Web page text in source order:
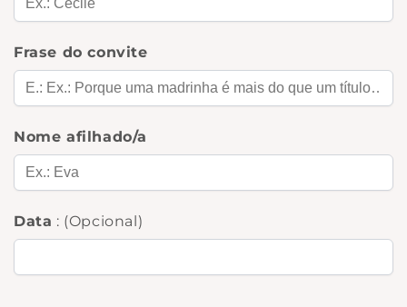
Frase do convite
Nome afilhado/a
Data : (Opcional)